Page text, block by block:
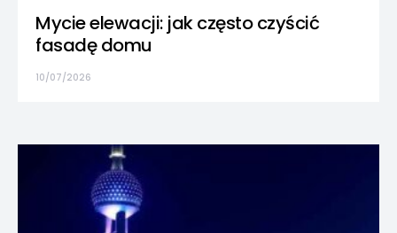
Mycie elewacji: jak często czyścić
fasadę domu
10/07/2026